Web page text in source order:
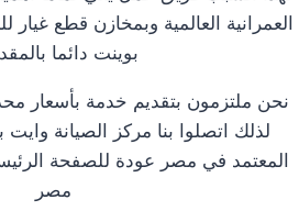
العمرانية العالمية وبمخازن قطع
بوينت دائما
نحن ملتزمون بتقديم خدمة بأسعار
لذلك اتصلوا بنا مركز الصيانة وايت
المعتمد في مصر عودة للصفحة
مصر